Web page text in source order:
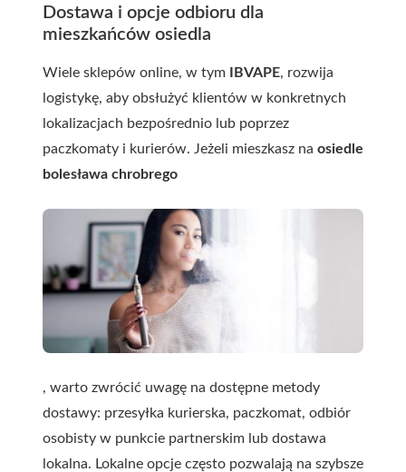
Dostawa i opcje odbioru dla
mieszkańców osiedla
Wiele sklepów online, w tym IBVAPE, rozwija
logistykę, aby obsłużyć klientów w konkretnych
lokalizacjach bezpośrednio lub poprzez
paczkomaty i kurierów. Jeżeli mieszkasz na osiedle
bolesława chrobrego
, warto zwrócić uwagę na dostępne metody
dostawy: przesyłka kurierska, paczkomat, odbiór
osobisty w punkcie partnerskim lub dostawa
lokalna. Lokalne opcje często pozwalają na szybsze